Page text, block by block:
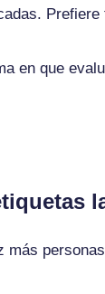
Prefiere
en que
más